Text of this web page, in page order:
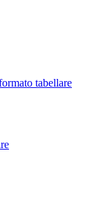
tabellare